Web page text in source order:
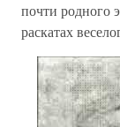
почти родного
раскатах